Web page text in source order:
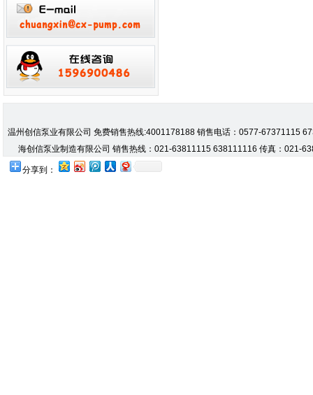
温州创信泵业有限公司 免费销售热线:4001178188 销售电话：0577-67371115
海创信泵业制造有限公司 销售热线：021-63811115 638111116 传真：021-
分享到：